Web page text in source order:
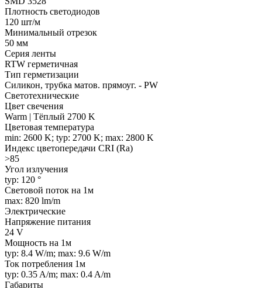
Плотность светодиодов
120 шт/м
Минимальный отрезок
50 мм
Серия ленты
RTW герметичная
Тип герметизации
Силикон, трубка матов. прямоуг. - PW
Светотехнические
Цвет свечения
Warm | Тёплый 2700 K
Цветовая температура
min: 2600 K; typ: 2700 K; max: 2800 K
Индекс цветопередачи CRI (Ra)
>85
Угол излучения
typ: 120 °
Световой поток на 1м
max: 820 lm/m
Электрические
Напряжение питания
24 V
Мощность на 1м
typ: 8.4 W/m; max: 9.6 W/m
Ток потребления 1м
typ: 0.35 A/m; max: 0.4 A/m
Габариты